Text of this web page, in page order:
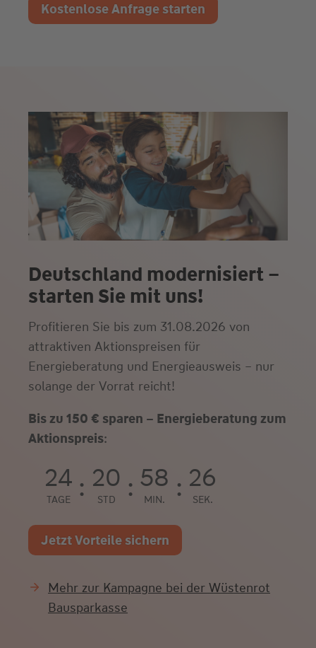
Kostenlose Anfrage starten
Deutschland modernisiert –
starten Sie mit uns!
Profitieren Sie bis zum 31.08.2026 von
attraktiven Aktionspreisen für
Energieberatung und Energieausweis – nur
solange der Vorrat reicht!
Bis zu 150 € sparen – Energieberatung zum
Aktionspreis:
24
TAGE : 20
STD : 58
MIN. : 24
SEK.
Jetzt Vorteile sichern
Mehr zur Kampagne bei der Wüstenrot
Bausparkasse